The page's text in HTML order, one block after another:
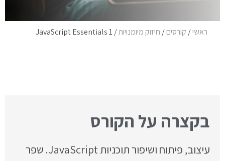
ראשי/ קורסים/ חיזוק מיומנויות/
JavaScript Essentials 1
בקצרה על הקורס
עיצוב, פיתוח ושיפור תוכניות JavaScript. שפר